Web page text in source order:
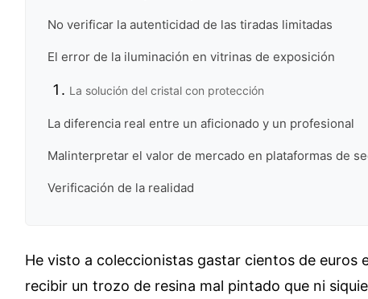
No verificar la autenticidad de las tiradas limitadas
El error de la iluminación en vitrinas de exposición
La solución del cristal con protección
La diferencia real entre un aficionado y un profesional
Malinterpretar el valor de mercado en plataformas de
Verificación de la realidad
He visto a coleccionistas gastar cientos de euros
recibir un trozo de resina mal pintado que ni